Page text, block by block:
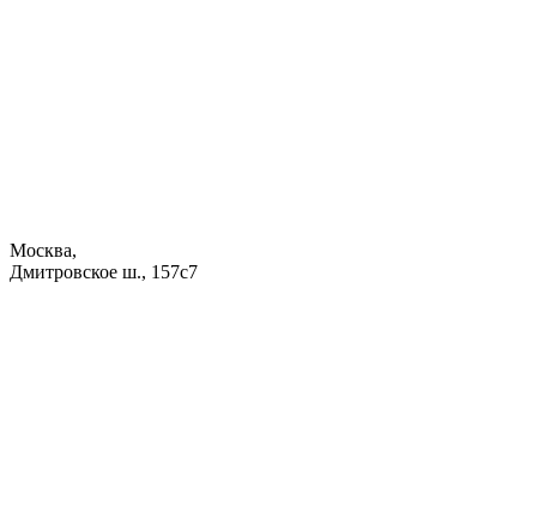
Москва,
Дмитровское ш., 157с7